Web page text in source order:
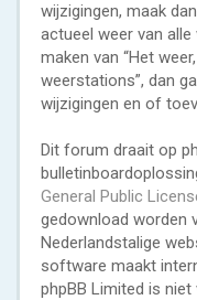
wijzigingen, maak
actueel weer van
maken van “Het
weerstations”, dan
wijzigingen en of
Dit forum draait op
General Public
gedownload worden
Nederlandstalige
software maakt
phpBB Limited is